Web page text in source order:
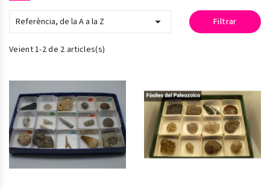
Referència, de la A a la Z  Filtrar
Veient 1-2 de 2 articles(s)